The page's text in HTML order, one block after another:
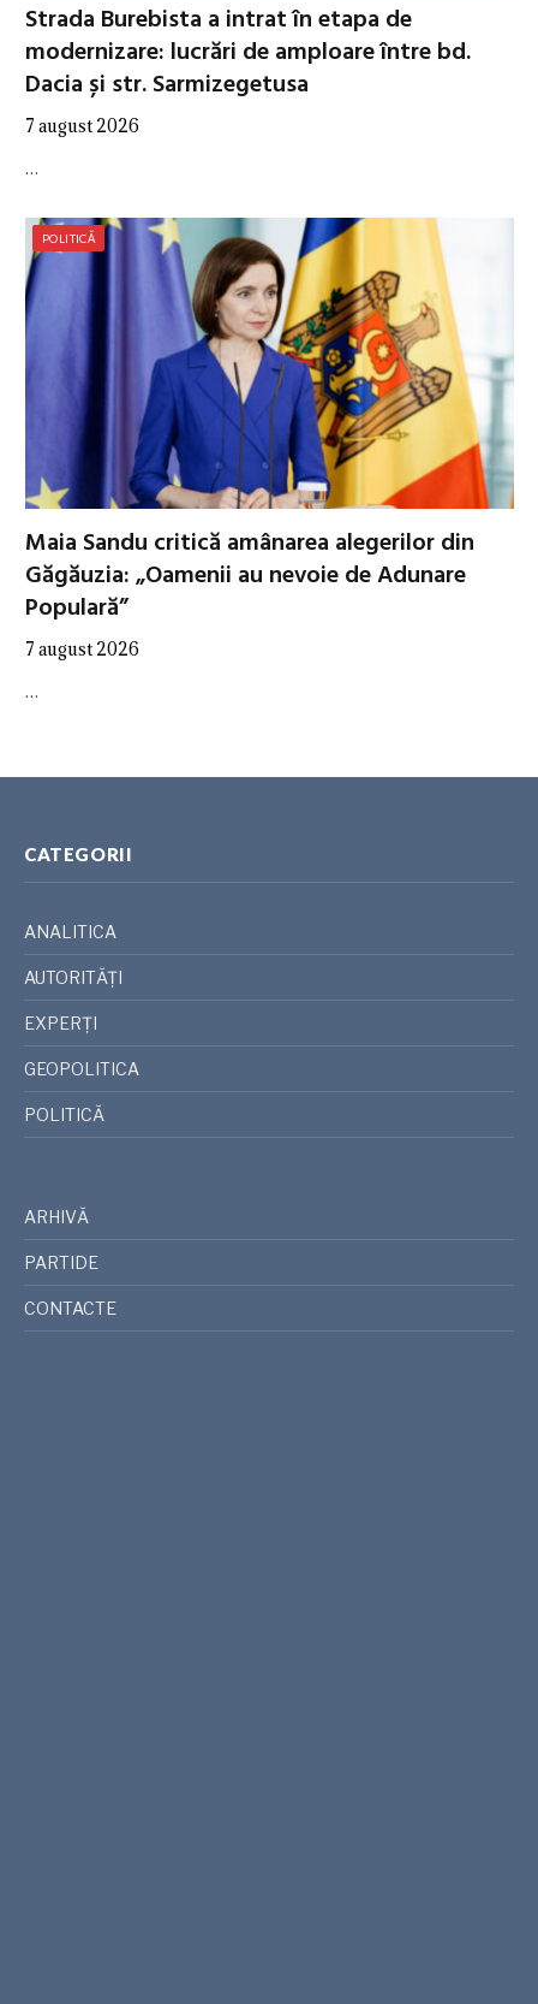
Strada Burebista a intrat în etapa de
modernizare: lucrări de amploare între bd.
Dacia și str. Sarmizegetusa
7 august 2026
…
POLITICĂ
Maia Sandu critică amânarea alegerilor din
Găgăuzia: „Oamenii au nevoie de Adunare
Populară”
7 august 2026
…
CATEGORII
ANALITICA
AUTORITĂȚI
EXPERȚI
GEOPOLITICA
POLITICĂ
ARHIVĂ
PARTIDE
CONTACTE